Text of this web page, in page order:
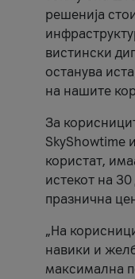
решенија
вистински
останува
на нашите
За
SkyShowtime
користат,
истекот на
празнична
„На
навики и
максимална